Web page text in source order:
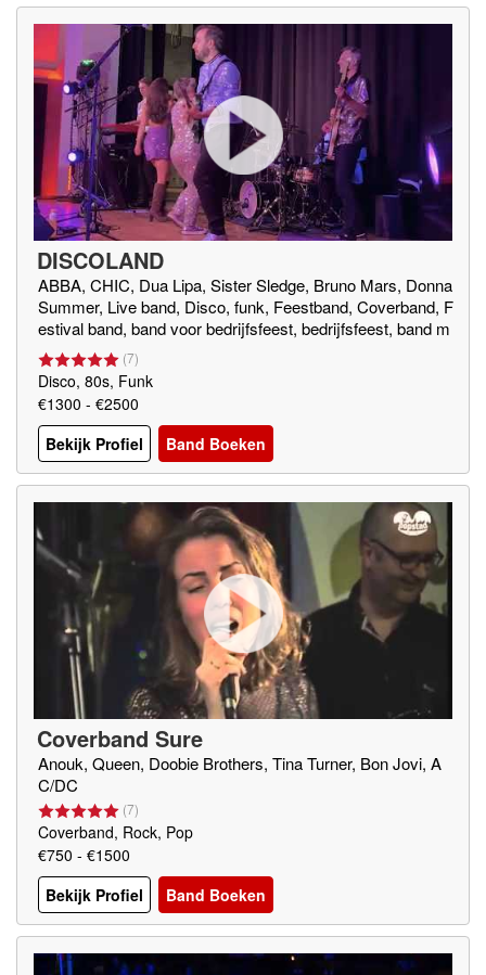
DISCOLAND
ABBA, CHIC, Dua Lipa, Sister Sledge, Bruno Mars, Donna
Summer, Live band, Disco, funk, Feestband, Coverband, F
estival band, band voor bedrijfsfeest, bedrijfsfeest, band m
et DJ, gala, bruiloft band
(7)
Disco, 80s, Funk
€1300 - €2500
Bekijk Profiel
Band Boeken
Coverband Sure
Anouk, Queen, Doobie Brothers, Tina Turner, Bon Jovi, A
C/DC
(7)
Coverband, Rock, Pop
€750 - €1500
Bekijk Profiel
Band Boeken